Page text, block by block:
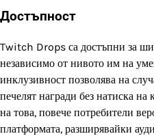
Достъпност
Twitch Drops са достъпни за
независимо от нивото им на
инклузивност позволява на
печелят награди без натиска на
на това, повече потребители
платформата, разширявайки